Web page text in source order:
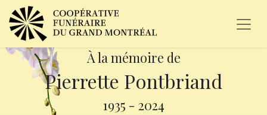
À la mémoire de
Pierrette Pontbriand
1935 - 2024